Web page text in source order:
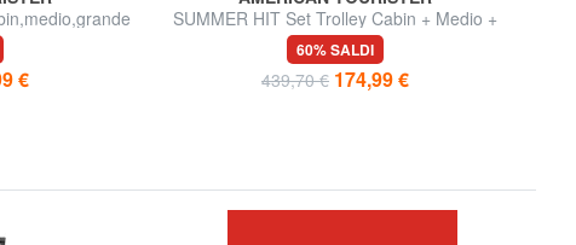
€
SUMMER HIT Set Trolley Cabin + Medio +
Grande
60% SALDI
439,70 € 174,99 €